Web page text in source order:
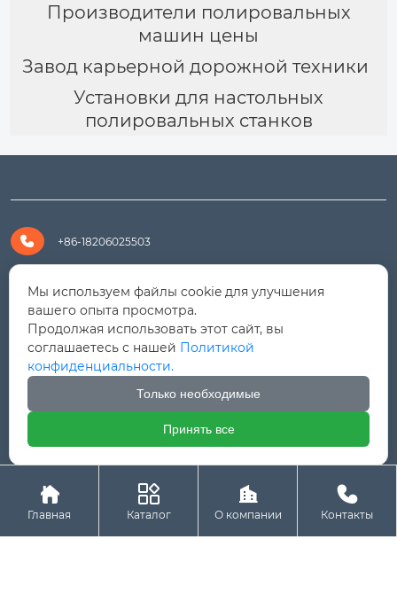
Производители полировальных
машин цены
Завод карьерной дорожной техники
Установки для настольных
полировальных станков
 +86-18206025503
 +8618206025503
 yanali@hualongm.com

351144, Китай, пров.Фуцзянь, г. Путянь, район Личэн,
промышленная зона Хуанши

Авторское право © ООО "Fujian Province HuaLong

Главная

Каталог

О компании

Контакты
Мы используем файлы cookie для улучшения
вашего опыта просмотра.
Продолжая использовать этот сайт, вы
соглашаетесь с нашей Политикой
конфиденциальности.
Только необходимые
Принять все